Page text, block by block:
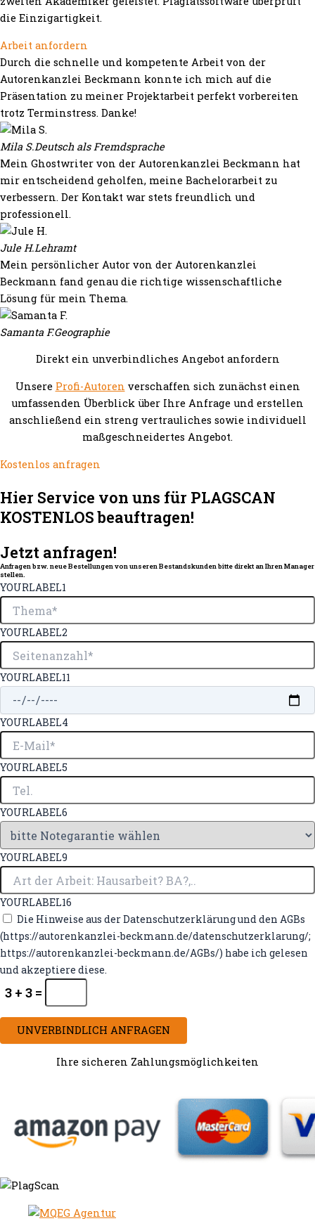
die Einzigartigkeit.
Arbeit anfordern
Durch die schnelle und kompetente Arbeit von der
Autorenkanzlei Beckmann konnte ich mich auf die
Präsentation zu meiner Projektarbeit perfekt vorbereiten
trotz Terminstress. Danke!
Mila S.Deutsch als Fremdsprache
Mein Ghostwriter von der Autorenkanzlei Beckmann hat
mir entscheidend geholfen, meine Bachelorarbeit zu
verbessern. Der Kontakt war stets freundlich und
professionell.
Jule H.Lehramt
Mein persönlicher Autor von der Autorenkanzlei
Beckmann fand genau die richtige wissenschaftliche
Lösung für mein Thema.
Samanta F.Geographie
Direkt ein unverbindliches Angebot anfordern
Unsere Profi-Autoren verschaffen sich zunächst einen
umfassenden Überblick über Ihre Anfrage und erstellen
anschließend ein streng vertrauliches sowie individuell
maßgeschneidertes Angebot.
Kostenlos anfragen
Hier Service von uns für PLAGSCAN
KOSTENLOS beauftragen!
Jetzt anfragen!
Anfragen bzw. neue Bestellungen von unseren Bestandskunden bitte direkt an Ihren Manager
stellen.
YOURLABEL1
YOURLABEL2
YOURLABEL11
YOURLABEL4
YOURLABEL5
YOURLABEL6
YOURLABEL9
YOURLABEL16
Die Hinweise aus der Datenschutzerklärung und den AGBs
(https://autorenkanzlei-beckmann.de/datenschutzerklarung/;
https://autorenkanzlei-beckmann.de/AGBs/) habe ich gelesen
und akzeptiere diese.
3 + 3 =
UNVERBINDLICH ANFRAGEN
Ihre sicheren Zahlungsmöglichkeiten